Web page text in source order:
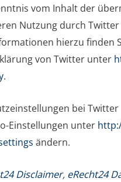
vom Inhalt der
Nut­zung durch
hier­zu fin­den
von Twit­ter unter
.
bei
Ein­stel­lun­gen unter
ändern.
Dis­c­lai­mer, eRecht24